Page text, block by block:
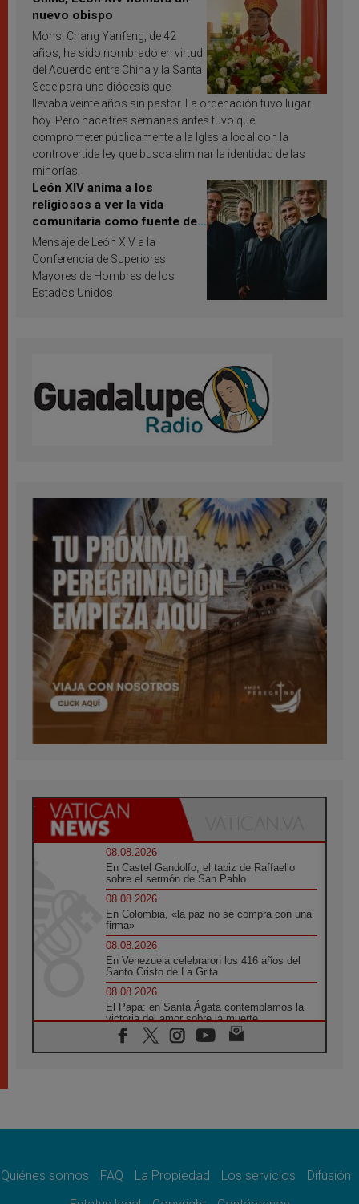
nuevo obispo
Mons. Chang Yanfeng, de 42
años, ha sido nombrado en virtud
del Acuerdo entre China y la Santa
Sede para una diócesis que
llevaba veinte años sin pastor. La ordenación tuvo lugar
hoy. Pero hace tres semanas antes tuvo que
comprometer públicamente a la Iglesia local con la
controvertida ley que busca eliminar la identidad de las
minorías.
León XIV anima a los
religiosos a ver la vida
comunitaria como fuente de
inspiración y santificación
Mensaje de León XIV a la
Conferencia de Superiores
Mayores de Hombres de los
Estados Unidos
08.08.2026
En Castel Gandolfo, el tapiz de Raffaello
sobre el sermón de San Pablo
08.08.2026
En Colombia, «la paz no se compra con una
firma»
08.08.2026
En Venezuela celebraron los 416 años del
Santo Cristo de La Grita
08.08.2026
El Papa: en Santa Ágata contemplamos la
victoria del amor sobre la muerte
08.08.2026
León XIV visitará el Santuario de la Madre
07.08.2026
07.08.2026
Quiénes somos FAQ La Propiedad Los servicios
Difusión